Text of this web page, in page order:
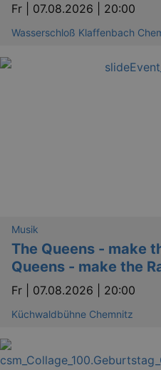
Fr | 07.08.2026 | 20:00
Wasserschloß Klaffenbach
Musik
The Queens - make
Queens - make the
Fr | 07.08.2026 | 20:00
Küchwaldbühne Chemnitz